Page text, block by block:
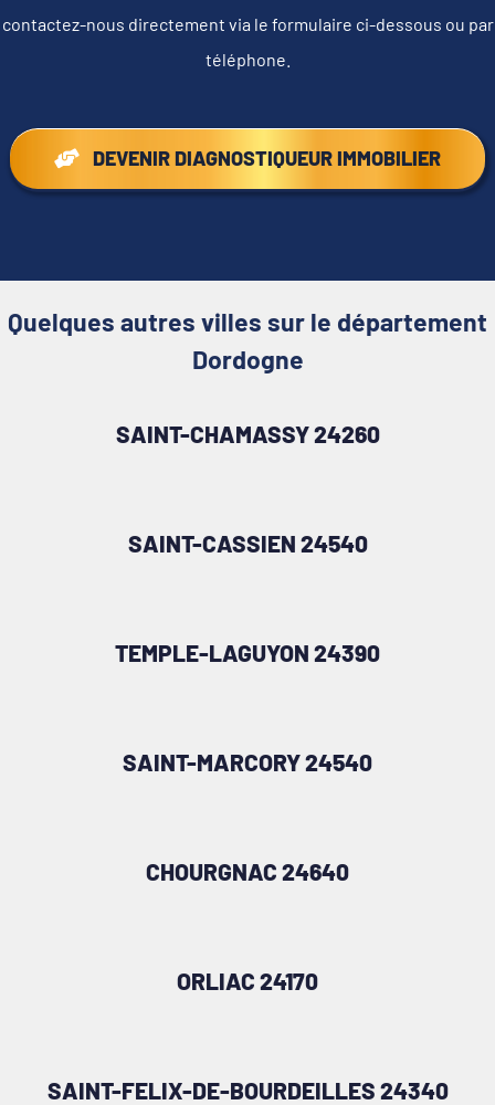
contactez-nous directement via le formulaire ci-dessous ou par
téléphone.
DEVENIR DIAGNOSTIQUEUR IMMOBILIER
Quelques autres villes sur le département
Dordogne
SAINT-CHAMASSY 24260
SAINT-CASSIEN 24540
TEMPLE-LAGUYON 24390
SAINT-MARCORY 24540
CHOURGNAC 24640
ORLIAC 24170
SAINT-FELIX-DE-BOURDEILLES 24340